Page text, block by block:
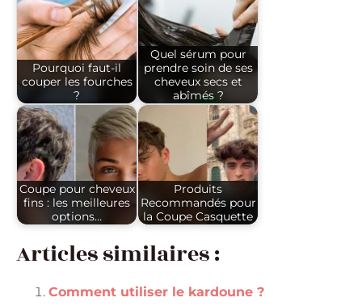
Pourquoi faut-il
couper les fourches
?
Quel sérum pour
prendre soin de ses
cheveux secs et
abîmés ?
Coupe pour cheveux
fins : les meilleures
options…
Produits
Recommandés pour
la Coupe Casquette
Articles similaires :
Comment utiliser le kardoune ?